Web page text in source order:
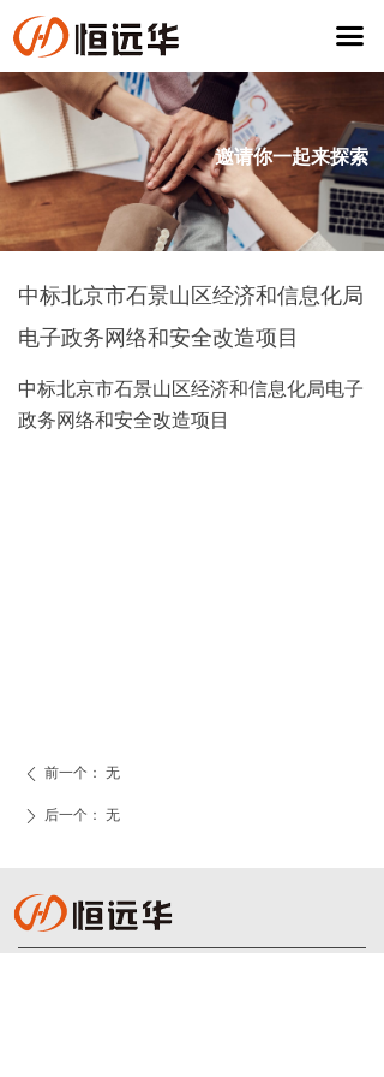
끀
首页
解决方案
成功案例
服务与支持
关于我们
加入我们
中标北京市石景山区经济和信息化局
电子政务网络和安全改造项目
中标北京市石景山区经济和信息化局电子
政务网络和安全改造项目
ꄴ 前一个： 无
ꄲ 后一个： 无
邀请你一起来探索